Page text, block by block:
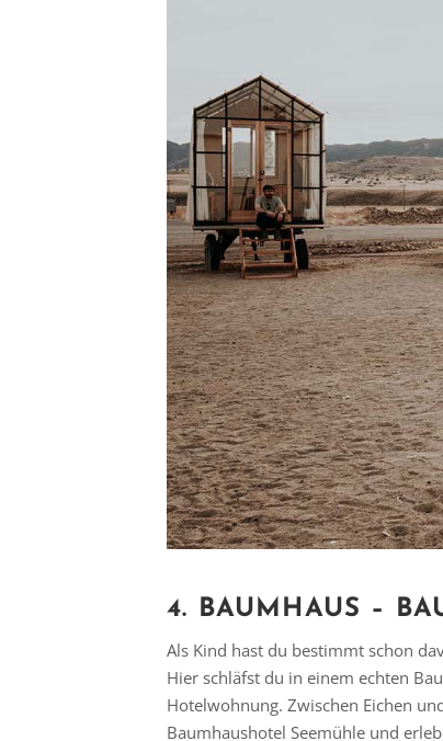
4. BAUMHAUS –
Als Kind hast du bestimmt schon
Hier schläfst du in einem echten
Hotelwohnung. Zwischen Eichen
Baumhaushotel Seemühle und